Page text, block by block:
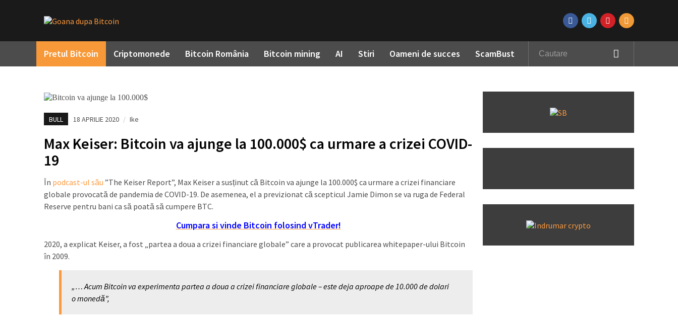
Pretul Bitcoin Criptomonede Bitcoin România Bitcoin mining AI Stiri Oameni de succes ScamBust
BULL 18 APRILIE 2020 / Ike
Max Keiser: Bitcoin va ajunge la 100.000$ ca urmare a crizei COVID-
19
În podcast-ul său ”The Keiser Report”, Max Keiser a susținut că Bitcoin va ajunge la 100.000$ ca urmare a crizei financiare
globale provocată de pandemia de COVID-19. De asemenea, el a previzionat că scepticul Jamie Dimon se va ruga de Federal
Reserve pentru bani ca să poată să cumpere BTC.
Cumpara si vinde Bitcoin folosind vTrader!
2020, a explicat Keiser, a fost „partea a doua a crizei financiare globale” care a provocat publicarea whitepaper-ului Bitcoin
în 2009.
„… Acum Bitcoin va experimenta partea a doua a crizei financiare globale – este deja aproape de 10.000 de dolari
o monedă”,